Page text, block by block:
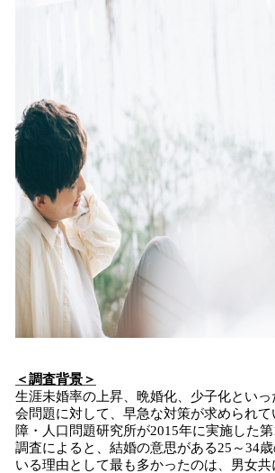
＜調査背景＞
生涯未婚率の上昇、晩婚化、少子化とい
会問題に対して、早急な対策が求められ
障・人口問題研究所が2015年に実施した
調査によると、結婚の意思がある25～34
いる理由として最も多かったのは、男女